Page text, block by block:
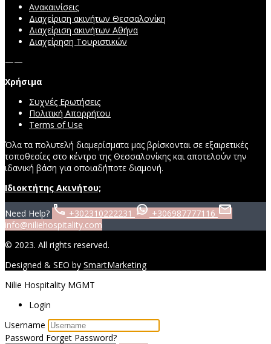
Ανακαινίσεις
Διαχείριση ακινήτων Θεσσαλονίκη
Διαχείριση ακινήτων Αθήνα
Διαχείρηση Τουριστικών
——
Χρήσιμα
Συχνές Ερωτήσεις
Πολιτική Απορρήτου
Terms of Use
Όλα τα πολυτελή διαμερίσματα μας βρίσκονται σε εξαιρετικές
τοποθεσίες στο κέντρο της Θεσσαλονίκης και αποτελούν την
ιδανική βάση για οποιαδήποτε διαμονή.
Ιδιοκτήτης Ακινήτου;
Need Help? +302310222231
+306987777116
info@niliehospitality.com
© 2023. All rights reserved.
Designed & SEO by SmartMarketing
Nilie Hospitality MGMT
Login
Username
Password Forget Password?